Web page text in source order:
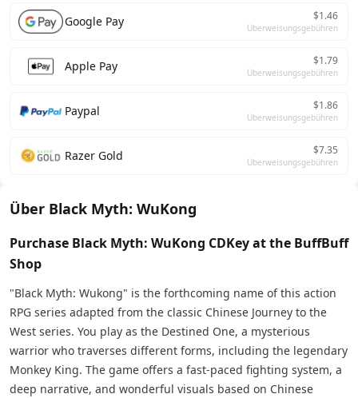
Google Pay $1.46
Überweisungsgebühren
Apple Pay $1.79
Überweisungsgebühren
Paypal $1.86
Überweisungsgebühren
Razer Gold $7.35
Überweisungsgebühren
Über Black Myth: WuKong
Purchase Black Myth: WuKong CDKey at the BuffBuff
Shop
"Black Myth: Wukong" is the forthcoming name of this action
RPG series adapted from the classic Chinese Journey to the
West series. You play as the Destined One, a mysterious
warrior who traverses different forms, including the legendary
Monkey King. The game offers a fast-paced fighting system, a
deep narrative, and wonderful visuals based on Chinese